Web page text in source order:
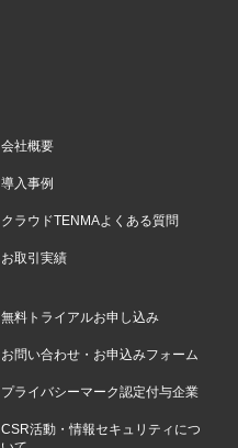
会社概要
導入事例
クラウドTENMAよくある質問
お取引実績
無料トライアルお申し込み
お問い合わせ・お申込みフォーム
プライバシーマーク認定付与企業
CSR活動・情報セキュリティにつ